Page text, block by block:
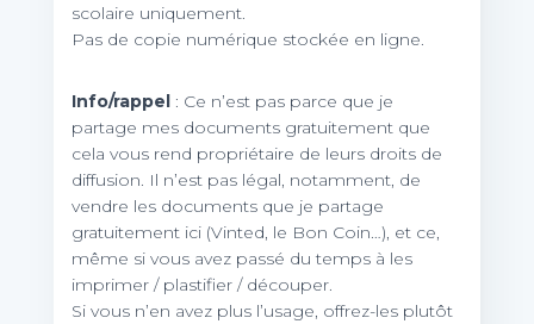
scolaire uniquement.
Pas de copie numérique stockée en ligne.
Info/rappel : Ce n’est pas parce que je
partage mes documents gratuitement que
cela vous rend propriétaire de leurs droits de
diffusion. Il n’est pas légal, notamment, de
vendre les documents que je partage
gratuitement ici (Vinted, le Bon Coin…), et ce,
même si vous avez passé du temps à les
imprimer / plastifier / découper.
Si vous n’en avez plus l’usage, offrez-les plutôt